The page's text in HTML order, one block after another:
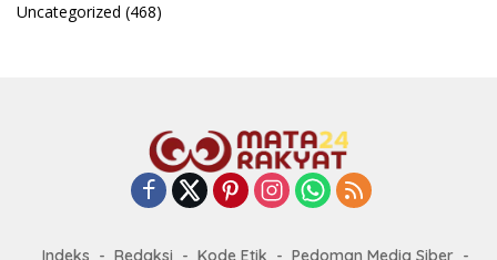
Uncategorized (468)
Indeks Redaksi Kode Etik Pedoman Media Siber